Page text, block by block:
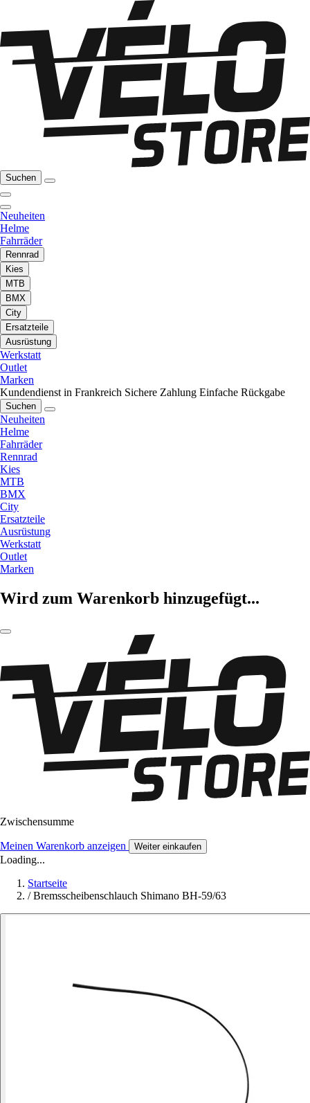
Suchen
Neuheiten
Helme
Fahrräder
Rennrad
Kies
MTB
BMX
City
Ersatzteile
Ausrüstung
Werkstatt
Outlet
Marken
Kundendienst in Frankreich Sichere Zahlung Einfache Rückgabe
Suchen
Neuheiten
Helme
Fahrräder
Rennrad
Kies
MTB
BMX
City
Ersatzteile
Ausrüstung
Werkstatt
Outlet
Marken
Wird zum Warenkorb hinzugefügt...
Zwischensumme
Meinen Warenkorb anzeigen Weiter einkaufen
Loading...
Startseite
/ Bremsscheibenschlauch Shimano BH-59/63